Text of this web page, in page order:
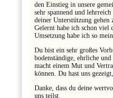
den Einstieg in unsere
sehr spannend und
deiner Unterstützung gehen
Gelernt habe ich schon viel
Umsetzung habe ich so
Du bist ein sehr großes
bodenständige, ehrliche
macht einem Mut und
können. Du hast uns
Danke, dass du deine
uns teilst.